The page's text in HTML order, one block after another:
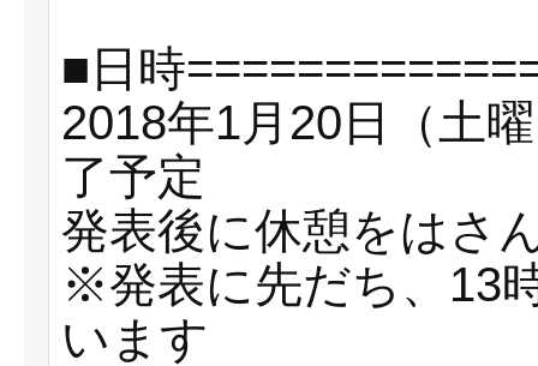
■日時
2018年1月20日（土
了予定
発表後に休憩をはさ
※発表に先だち、13
います